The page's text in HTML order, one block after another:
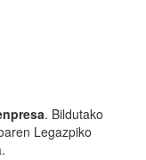
. Bildutako
Legazpiko